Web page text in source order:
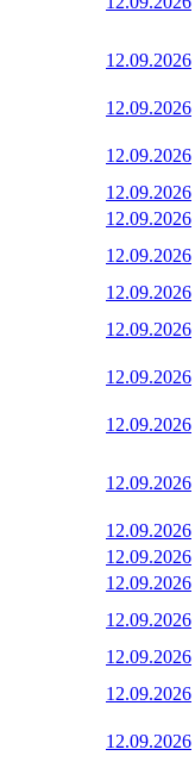
12.09.2026
12.09.2026
12.09.2026
12.09.2026
12.09.2026
12.09.2026
12.09.2026
12.09.2026
12.09.2026
12.09.2026
12.09.2026
12.09.2026
12.09.2026
12.09.2026
12.09.2026
12.09.2026
12.09.2026
12.09.2026